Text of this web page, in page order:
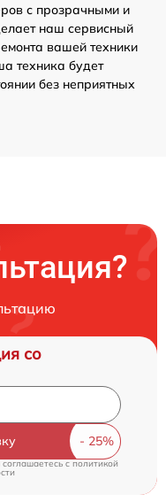
с прозрачными и
наш сервисный
вашей техники
техника будет
без неприятных
со
cполитикой